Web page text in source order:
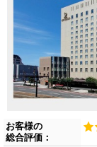
お客様の
総合評価：